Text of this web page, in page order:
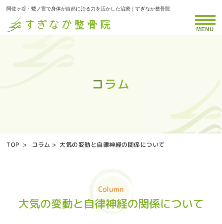
阿佐ヶ谷・鷺ノ宮で身体が自然に治る力を活かした治療｜すぎなか整骨院
コラム
コラム
コラム
コラム
コラム
コラム
コラム
コラム
コラム
コラム
コラム
コラム
コラム
コラム
コラム
コラム
コラム
コラム
コラム
コラム
コラム
コラム
コラム
コラム
コラム
コラム
MENU
TOP > コラム > 大気の変動と自律神経の関係について
Column
大気の変動と自律神経の関係について